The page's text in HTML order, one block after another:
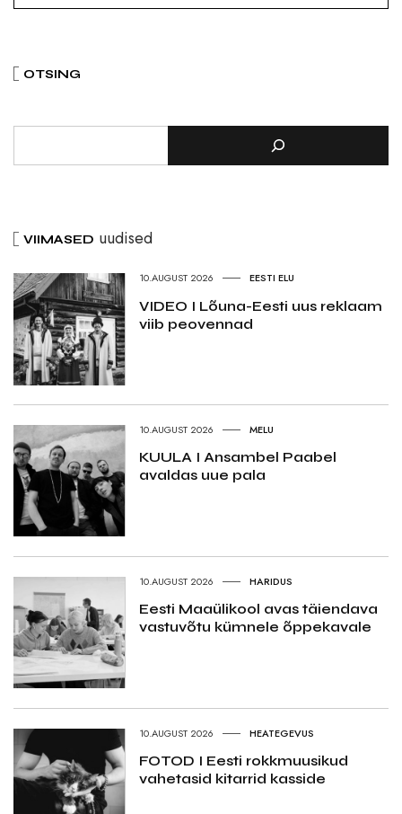
OTSING
VIIMASED uudised
10.AUGUST 2026 EESTI ELU
VIDEO I Lõuna-Eesti uus reklaam
viib peovennad
10.AUGUST 2026 MELU
KUULA I Ansambel Paabel
avaldas uue pala
10.AUGUST 2026 HARIDUS
Eesti Maaülikool avas täiendava
vastuvõtu kümnele õppekavale
10.AUGUST 2026 HEATEGEVUS
FOTOD I Eesti rokkmuusikud
vahetasid kitarrid kasside